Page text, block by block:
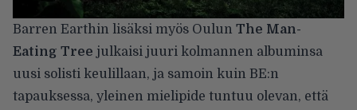
Barren Earthin lisäksi myös Oulun The Man-
Eating Tree julkaisi juuri kolmannen albuminsa
uusi solisti keulillaan, ja samoin kuin BE:n
tapauksessa, yleinen mielipide tuntuu olevan, että